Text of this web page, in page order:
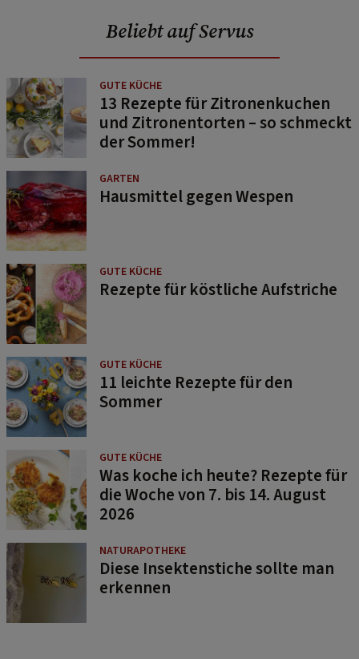
Beliebt auf Servus
GUTE KÜCHE
13 Rezepte für Zitronenkuchen
und Zitronentorten – so schmeckt
der Sommer!
GARTEN
Hausmittel gegen Wespen
GUTE KÜCHE
Rezepte für köstliche Aufstriche
GUTE KÜCHE
11 leichte Rezepte für den
Sommer
GUTE KÜCHE
Was koche ich heute? Rezepte für
die Woche von 7. bis 14. August
2026
NATURAPOTHEKE
Diese Insektenstiche sollte man
erkennen